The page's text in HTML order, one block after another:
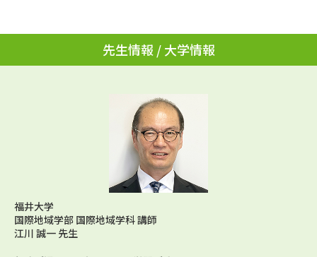
受付内容・発送状況の確認
個人情報取扱規定
テレメール進学カタログ
訂正のご案内
先生情報 / 大学情報
福井大学
国際地域学部 国際地域学科 講師
江川 誠一 先生